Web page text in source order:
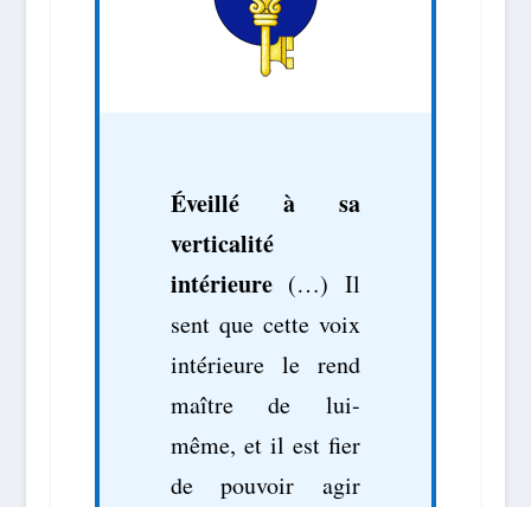
Éveillé à sa
verticalité
intérieure(…)Il
sent que cette voix
intérieure le rend
maître de lui-
même, et il est fier
de pouvoir agir